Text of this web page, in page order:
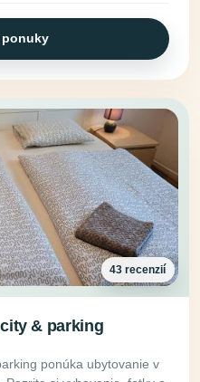
43 recenzií
& parking
ponúka ubytovanie v